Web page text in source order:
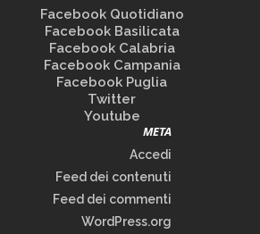
Facebook Quotidiano
Facebook Basilicata
Facebook Calabria
Facebook Campania
Facebook Puglia
Twitter
Youtube
META
Accedi
Feed dei contenuti
Feed dei commenti
WordPress.org